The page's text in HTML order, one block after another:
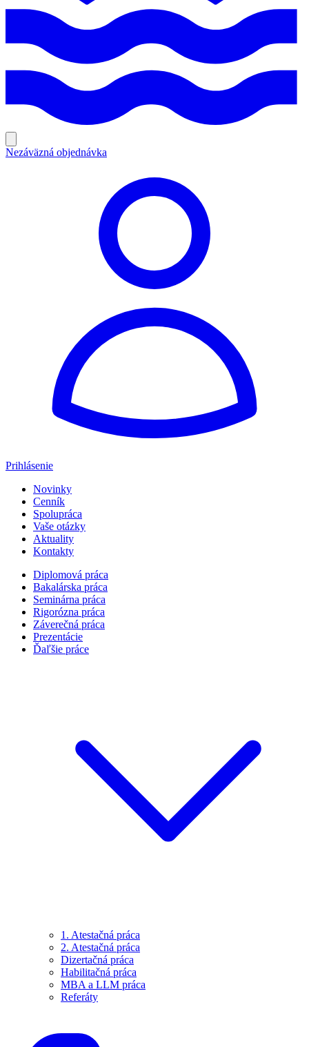
Nezáväzná objednávka
Prihlásenie
Novinky
Cenník
Spolupráca
Vaše otázky
Aktuality
Kontakty
Diplomová práca
Bakalárska práca
Seminárna práca
Rigorózna práca
Záverečná práca
Prezentácie
Ďaľšie práce
1. Atestačná práca
2. Atestačná práca
Dizertačná práca
Habilitačná práca
MBA a LLM práca
Referáty